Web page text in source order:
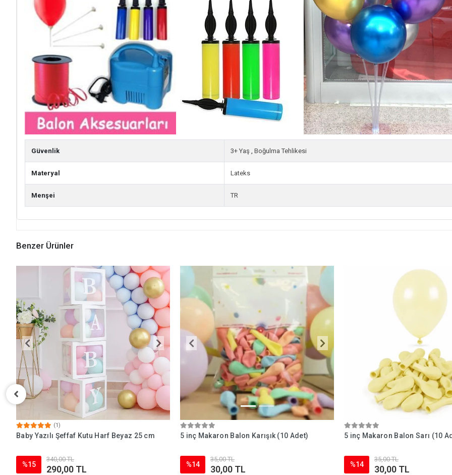
Güvenlik 3+ Yaş , Boğulma Tehlikesi
Materyal Lateks
Menşei TR
Benzer Ürünler
(1)
Baby Yazılı Şeffaf Kutu Harf Beyaz 25 cm
%15
340,00 TL
290,00 TL
5 inç Makaron Balon Karışık (10 Adet)
%14
35,00 TL
30,00 TL
5 inç Makaron Balon Sarı (10
%14
35,00 TL
30,00 TL